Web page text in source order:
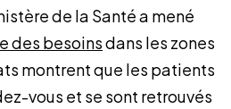
de la Santé a mené
des besoinsdans les zones
montrent que les patients
vous et se sont retrouvés